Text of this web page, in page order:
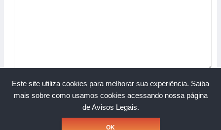
Este site utiliza cookies para melhorar sua experiência. Saiba
mais sobre como usamos cookies acessando nossa página
de Avisos Legais.
OK